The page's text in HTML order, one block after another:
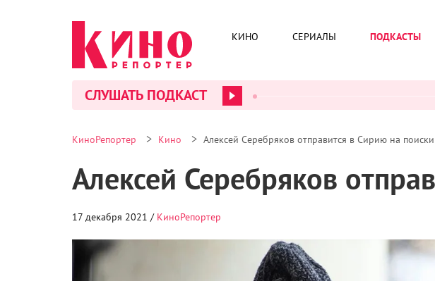
КИНО СЕРИАЛЫ ПОДКАСТЫ
СЛУШАТЬ ПОДКАСТ
КиноРепортер > Кино > Алексей Серебряков отправится в Сирию на
Алексей Серебряков
17 декабря 2021 / КиноРепортер